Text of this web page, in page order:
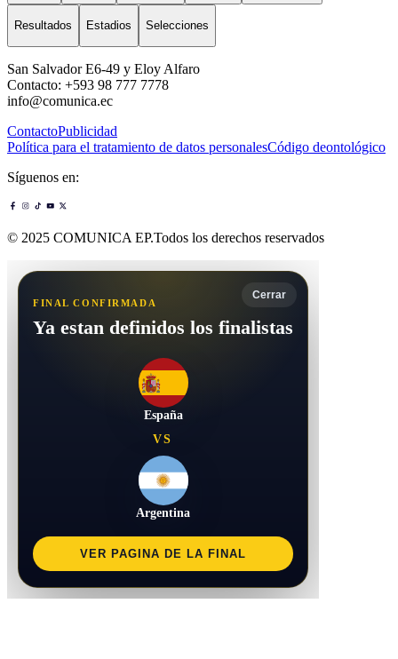
Resultados Estadios Selecciones
San Salvador E6-49 y Eloy Alfaro
Contacto: +593 98 777 7778
info@comunica.ec
ContactoPublicidad
Política para el tratamiento de datos personalesCódigo deontológico
Síguenos en:
© 2025 COMUNICA EP.Todos los derechos reservados
Cerrar
FINAL CONFIRMADA
Ya estan definidos los finalistas
España
VS
Argentina
VER PAGINA DE LA FINAL